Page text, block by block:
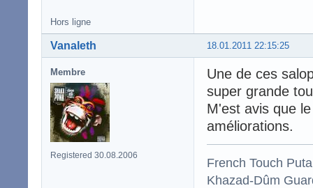
Hors ligne
18.01.2011 22:15:25
Vanaleth
Membre
Registered 30.08.2006
Une de ces
super grande
M'est avis que
améliorations.
French Touch
Khazad-Dûm